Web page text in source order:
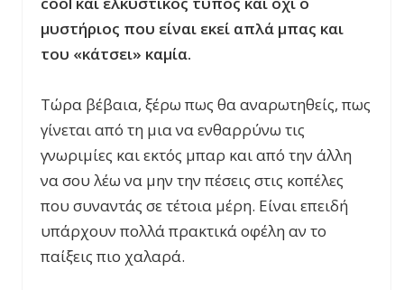
μυστήριος που είναι εκεί απλά μπας και
του «κάτσει» καμία.
Τώρα βέβαια, ξέρω πως θα αναρωτηθείς, πως
γίνεται από τη μια να ενθαρρύνω τις
γνωριμίες και εκτός μπαρ και από την άλλη
να σου λέω να μην την πέσεις στις κοπέλες
που συναντάς σε τέτοια μέρη. Είναι επειδή
υπάρχουν πολλά πρακτικά οφέλη αν το
παίξεις πιο χαλαρά.